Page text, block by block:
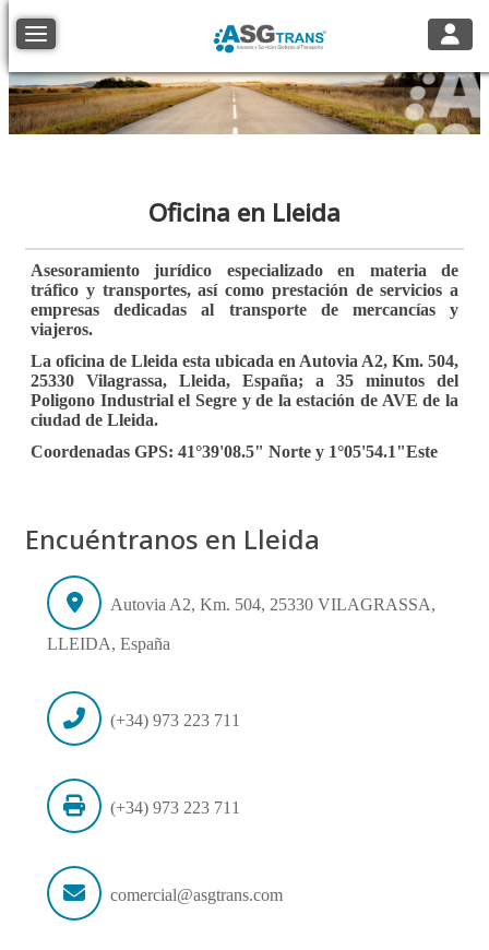
Toggle navigation
Oficina en Lleida
Asesoramiento jurídico especializado en materia de
tráfico y transportes, así como prestación de servicios a
empresas dedicadas al transporte de mercancías y
viajeros.
La oficina de Lleida esta ubicada en Autovia A2, Km. 504,
25330 Vilagrassa, Lleida, España; a 35 minutos del
Poligono Industrial el Segre y de la estación de AVE de la
ciudad de Lleida.
Coordenadas GPS: 41°39'08.5" Norte y 1°05'54.1"Este
Encuéntranos en Lleida
Autovia A2, Km. 504, 25330 VILAGRASSA,
LLEIDA, España
(+34) 973 223 711
(+34) 973 223 711
comercial@asgtrans.com